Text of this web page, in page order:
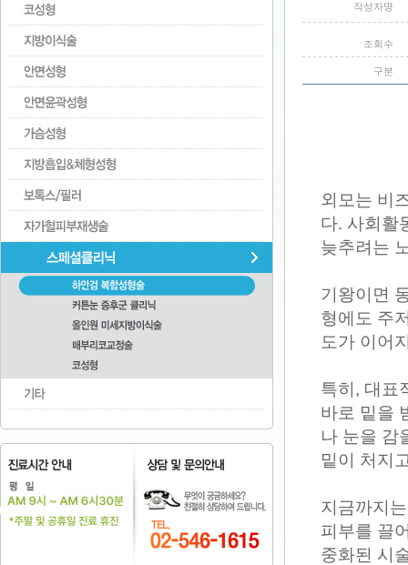
작성자명
조회수
구분
외모는 비
다. 사회활
늦추려는
기왕이면
형에도 주
도가 이어
특히, 대표
바로 밑을
나 눈을 감
밑이 처지
지금까지
피부를 끌
중화된 시